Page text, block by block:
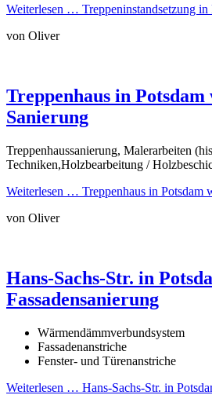
Weiterlesen … Treppeninstandsetzung
von Oliver
Treppenhaus in
Sanierung
Treppenhaussanierung, Malerarbeiten
Techniken,Holzbearbeitung /
Weiterlesen … Treppenhaus in Potsdam
von Oliver
Hans-Sachs-Str. in
Fassadensanierung
Wärmendämmverbundsystem
Fassadenanstriche
Fenster- und Türenanstriche
Weiterlesen … Hans-Sachs-Str. in